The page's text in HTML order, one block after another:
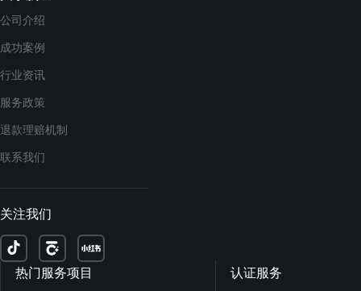
公司介绍
成功案例
行业资讯
服务政策
退款理赔机制
联系我们
关注我们
热门服务项目 认证服务